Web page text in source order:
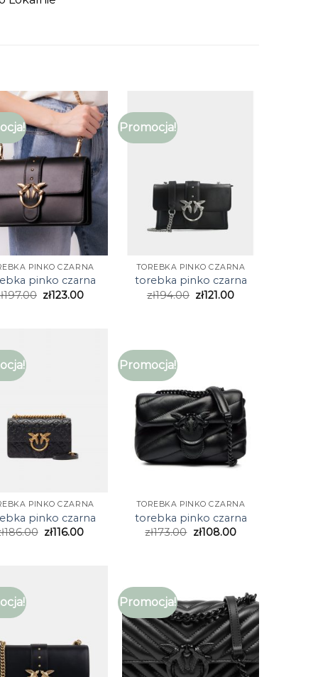
PINKO CZARNA
pinko czarna
197.00 zł123.00
Promocja!
TOREBKA PINKO CZARNA
torebka pinko czarna
zł194.00 zł121.00
PINKO CZARNA
pinko czarna
186.00 zł116.00
Promocja!
TOREBKA PINKO CZARNA
torebka pinko czarna
zł173.00 zł108.00
Promocja!